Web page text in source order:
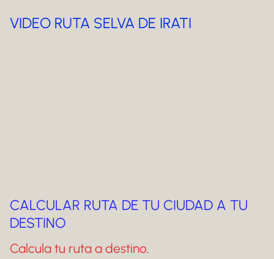
VIDEO RUTA SELVA DE IRATI
CALCULAR RUTA DE TU CIUDAD A TU
DESTINO
Calcula tu ruta a destino.